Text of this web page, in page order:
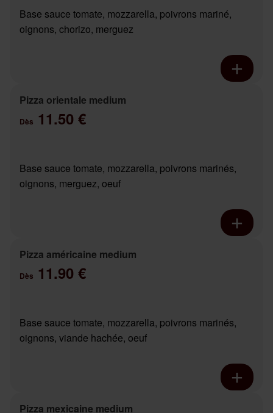
Base sauce tomate, mozzarella, poivrons mariné,
oignons, chorizo, merguez
Pizza orientale medium
Dès 11.50 €
Base sauce tomate, mozzarella, poivrons marinés,
oignons, merguez, oeuf
Pizza américaine medium
Dès 11.90 €
Base sauce tomate, mozzarella, poivrons marinés,
oignons, viande hachée, oeuf
Pizza mexicaine medium